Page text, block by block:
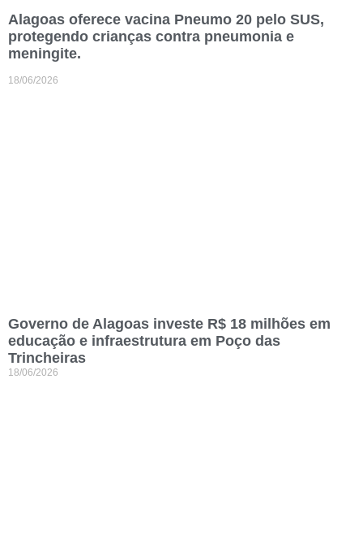
Alagoas oferece vacina Pneumo 20 pelo SUS,
protegendo crianças contra pneumonia e
meningite.
18/06/2026
Governo de Alagoas investe R$ 18 milhões em
educação e infraestrutura em Poço das
Trincheiras
18/06/2026